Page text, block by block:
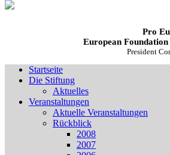
Pro
European
President
Startseite
Die Stiftung
Aktuelles
Veranstaltungen
Aktuelle Veranstaltungen
Rückblick
2008
2007